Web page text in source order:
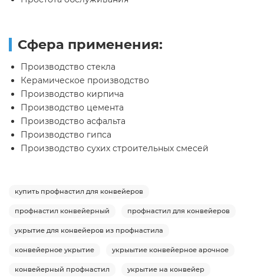
Сфера применения:
Производство стекла
Керамическое производство
Производство кирпича
Производство цемента
Производство асфальта
Производство гипса
Производство сухих строительных смесей
купить профнастил для конвейеров
профнастил конвейерный профнастил для конвейеров
укрытие для конвейеров из профнастила
конвейерное укрытие укрыытие конвейерное арочное
конвейерный профнастил укрытие на конвейер